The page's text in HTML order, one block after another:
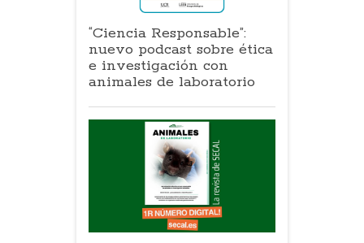
“Ciencia Responsable”:
nuevo podcast sobre ética
e investigación con
animales de laboratorio